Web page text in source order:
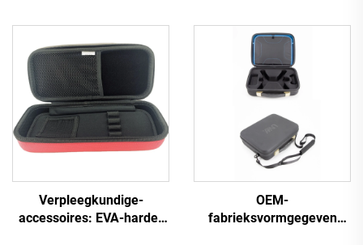
Verpleegkundige-
accessoires: EVA-harde-
OEM-
fabrieksvormgegeven